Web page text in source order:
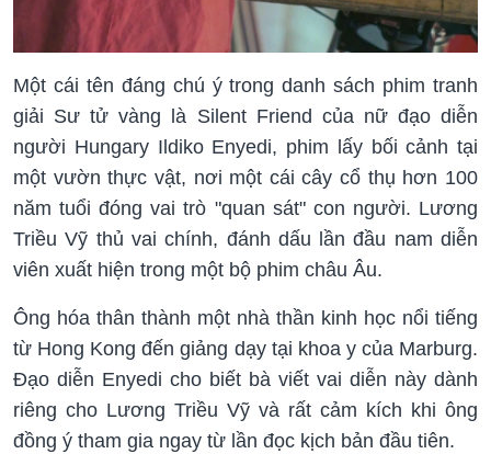
Một cái tên đáng chú ý trong danh sách phim tranh
giải Sư tử vàng là Silent Friend của nữ đạo diễn
người Hungary Ildiko Enyedi, phim lấy bối cảnh tại
một vườn thực vật, nơi một cái cây cổ thụ hơn 100
năm tuổi đóng vai trò "quan sát" con người. Lương
Triều Vỹ thủ vai chính, đánh dấu lần đầu nam diễn
viên xuất hiện trong một bộ phim châu Âu.
Ông hóa thân thành một nhà thần kinh học nổi tiếng
từ Hong Kong đến giảng dạy tại khoa y của Marburg.
Đạo diễn Enyedi cho biết bà viết vai diễn này dành
riêng cho Lương Triều Vỹ và rất cảm kích khi ông
đồng ý tham gia ngay từ lần đọc kịch bản đầu tiên.